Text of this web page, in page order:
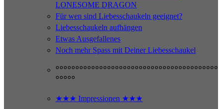
LONESOME DRAGON
Für wen sind Liebesschaukeln geeignet?
Liebesschaukeln aufhängen
Etwas Ausgefallenes
Noch mehr Spass mit Deiner Liebesschaukel
°°°°°°°°°°°°°°°°°°°°°°°°°°°°°°°°°°°°°°°°°
°°°°°
★★★ Impressionen ★★★